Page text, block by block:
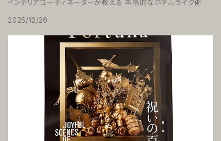
インテリアコーディネーターが教える 本格的なホテルライク術
2025/12/26